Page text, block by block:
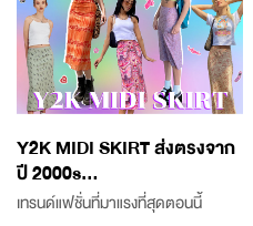
Y2K MIDI SKIRT ส่งตรงจาก
ปี 2000s...
เทรนด์แฟชั่นที่มาแรงที่สุดตอนนี้